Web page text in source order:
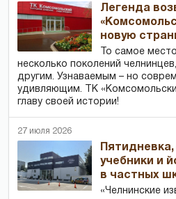
Легенда
новую
То самое
несколько поколений
другим. Узнаваемым – но
удивляющим. ТК
главу своей истории!
27 июля 2026
учебники и
в частных
«Челнинские